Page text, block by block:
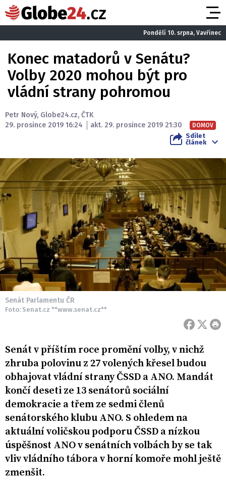
Pondělí 10. srpna, Vavřinec
Konec matadorů v Senátu?
Volby 2020 mohou být pro
vládní strany pohromou
Petr Nový, Globe24.cz, ČTK
29. prosince 2019 16:24
akt. 29. prosince 2019 21:30 DOMOV
Sdílet
článek
Senát Parlamentu ČR
Foto: Senat.cz **www.senat.cz**
Senát v příštím roce promění volby, v nichž
zhruba polovinu z 27 volených křesel budou
obhajovat vládní strany ČSSD a ANO. Mandát
končí deseti ze 13 senátorů sociální
demokracie a třem ze sedmi členů
senátorského klubu ANO. S ohledem na
aktuální voličskou podporu ČSSD a nízkou
úspěšnost ANO v senátních volbách by se tak
vliv vládního tábora v horní komoře mohl ještě
zmenšit.